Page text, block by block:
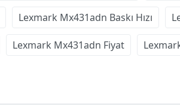
Lexmark Mx431adn Baskı Hızı
Lexmark Mx431adn Fiyat